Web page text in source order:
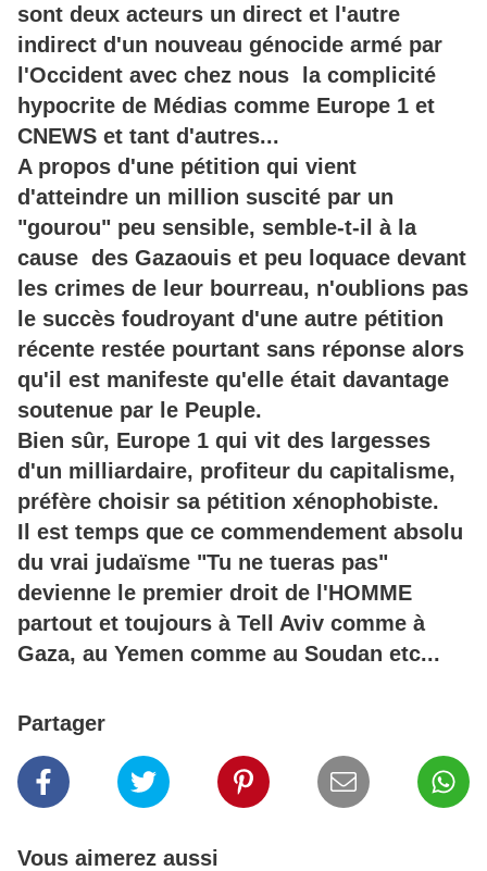
sont deux acteurs un direct et l'autre
indirect d'un nouveau génocide armé par
l'Occident avec chez nous la complicité
hypocrite de Médias comme Europe 1 et
CNEWS et tant d'autres...
A propos d'une pétition qui vient
d'atteindre un million suscité par un
"gourou" peu sensible, semble-t-il à la
cause des Gazaouis et peu loquace devant
les crimes de leur bourreau, n'oublions pas
le succès foudroyant d'une autre pétition
récente restée pourtant sans réponse alors
qu'il est manifeste qu'elle était davantage
soutenue par le Peuple.
Bien sûr, Europe 1 qui vit des largesses
d'un milliardaire, profiteur du capitalisme,
préfère choisir sa pétition xénophobiste.
Il est temps que ce commendement absolu
du vrai judaïsme "Tu ne tueras pas"
devienne le premier droit de l'HOMME
partout et toujours à Tell Aviv comme à
Gaza, au Yemen comme au Soudan etc...
Partager
Vous aimerez aussi